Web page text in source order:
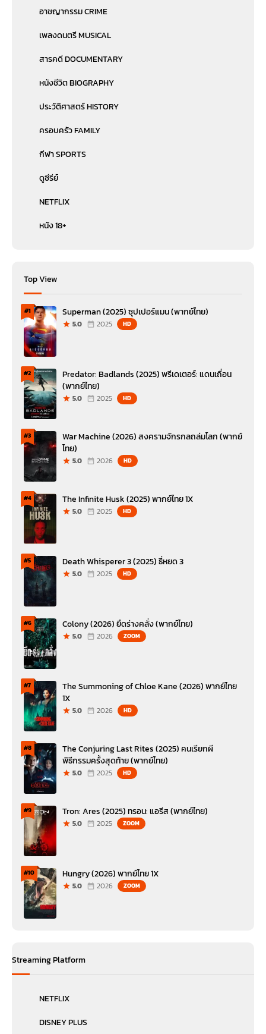
อาชญากรรม CRIME
เพลงดนตรี MUSICAL
สารคดี DOCUMENTARY
หนังชีวิต BIOGRAPHY
ประวัติศาสตร์ HISTORY
ครอบครัว FAMILY
กีฬา SPORTS
ดูซีรีย์
NETFLIX
หนัง 18+
Top View
#1 Superman (2025) ซุปเปอร์แมน (พากย์ไทย)
5.0 2025 HD
#2
Predator: Badlands (2025) พรีเดเตอร์: แดนเถื่อน
(พากย์ไทย)
5.0 2025 HD
#3
War Machine (2026) สงครามจักรกลถล่มโลก (พากย์
ไทย)
5.0 2026 HD
#4 The Infinite Husk (2025) พากย์ไทย 1X
5.0 2025 HD
#5 Death Whisperer 3 (2025) ธี่หยด 3
5.0 2025 HD
#6 Colony (2026) ยึดร่างคลั่ง (พากย์ไทย)
5.0 2026 ZOOM
#7
The Summoning of Chloe Kane (2026) พากย์ไทย
1X
5.0 2026 HD
#8
The Conjuring Last Rites (2025) คนเรียกผี
พิธีกรรมครั้งสุดท้าย (พากย์ไทย)
5.0 2025 HD
#9 Tron: Ares (2025) ทรอน: แอรีส (พากย์ไทย)
5.0 2025 ZOOM
#10 Hungry (2026) พากย์ไทย 1X
5.0 2026 ZOOM
Streaming Platform
NETFLIX
DISNEY PLUS